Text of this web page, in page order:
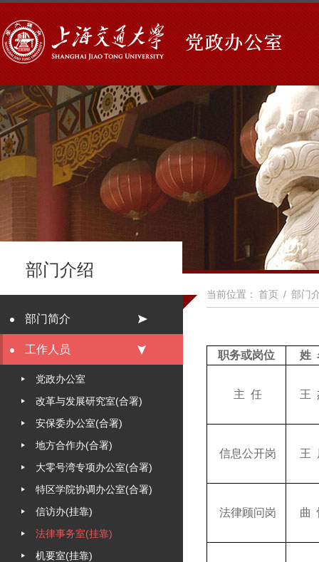
部门介绍
部门简介
工作人员
党政办公室
改革与发展研究室(合署)
安保委办公室(合署)
地方合作办(合署)
大零号湾专项办公室(合署)
特区学院协调办公室(合署)
信访办(挂靠)
法律事务室(挂靠)
机要室(挂靠)
当前位置： 首页 / 部门
职务或岗位 姓
主 任 王
信息公开岗 王
法律顾问岗 曲